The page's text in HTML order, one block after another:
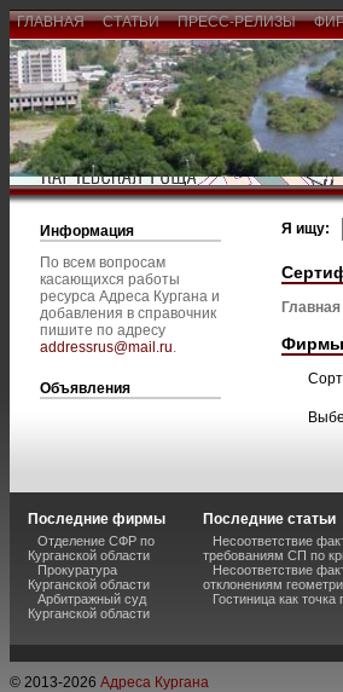
ГЛАВНАЯ СТАТЬИ ПРЕСС-РЕЛИЗЫ
Информация
По всем вопросам
касающихся работы
ресурса Адреса Кургана и
добавления в справочник
пишите по адресу
addressrus@mail.ru.
Объявления
Я ищу:
Фирмы
Последние фирмы
Отделение СФР по
Курганской области
Прокуратура
Курганской области
Арбитражный суд
Курганской области
Последние статьи
Несоответствие
требованиям СП по
Несоответствие
отклонениям
Гостиница как
© 2013-2026 Адреса Кургана